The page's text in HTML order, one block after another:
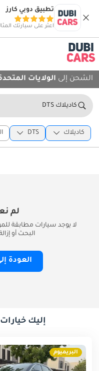
تطبيق دوبي كارز
اعثر على سيارتك
الشحن إلى الولايات
كاديلاك DTS
كاديلاك DTS
لم
لا يوجد سيارات مطابقة
البحث أو
العودة
إليك
البريميوم